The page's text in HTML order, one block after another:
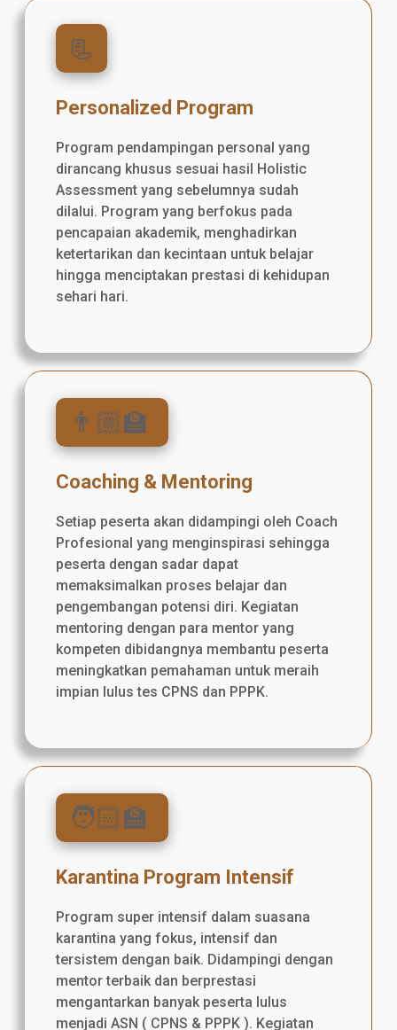
📃
Personalized Program
Program pendampingan personal yang
dirancang khusus sesuai hasil Holistic
Assessment yang sebelumnya sudah
dilalui. Program yang berfokus pada
pencapaian akademik, menghadirkan
ketertarikan dan kecintaan untuk belajar
hingga menciptakan prestasi di kehidupan
sehari hari.
👨🏼‍🏫
Coaching & Mentoring
Setiap peserta akan didampingi oleh Coach
Profesional yang menginspirasi sehingga
peserta dengan sadar dapat
memaksimalkan proses belajar dan
pengembangan potensi diri. Kegiatan
mentoring dengan para mentor yang
kompeten dibidangnya membantu peserta
meningkatkan pemahaman untuk meraih
impian lulus tes CPNS dan PPPK.
🧑🏻‍🏫
Karantina Program Intensif
Program super intensif dalam suasana
karantina yang fokus, intensif dan
tersistem dengan baik. Didampingi dengan
mentor terbaik dan berprestasi
mengantarkan banyak peserta lulus
menjadi ASN ( CPNS & PPPK ). Kegiatan